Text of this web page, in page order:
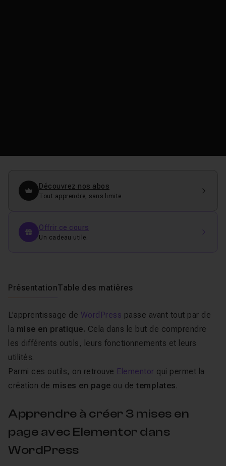
Découvrez nos abos
Tout apprendre, sans limite
Offrir ce cours
Un cadeau utile.
PrésentationTable des matières
L'apprentissage de WordPress passe avant tout par de
la mise en pratique. Cela dans le but de comprendre
les différents outils, leurs fonctionnements et leurs
utilités.
Parmi ces outils, on retrouve Elementor qui permet la
création de mises en page ou de templates.
Apprendre à créer 3 mises en
page avec Elementor dans
WordPress